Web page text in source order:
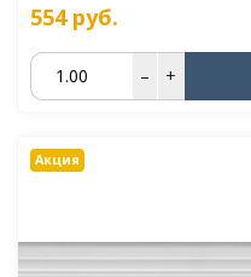
554руб.
– +
Акция